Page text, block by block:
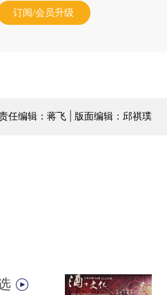
订阅/会员升级
任编辑：蒋飞 | 版面编辑：邱祺璞